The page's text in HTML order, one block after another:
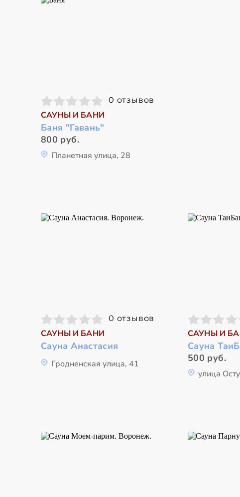
0 отзывов
САУНЫ И БАНИ
Баня "Гавань"
800 руб.
Планетная улица, 28
0 отзывов
САУНЫ И БАНИ
Сауна Анастасия
Гродненская улица, 41
САУНЫ И
Сауна
500 руб.
улица